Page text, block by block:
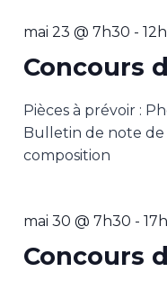
mai 23 @ 7h30 -
Concours
Pièces à prévoir :
Bulletin de note de
composition
mai 30 @ 7h30 -
Concours